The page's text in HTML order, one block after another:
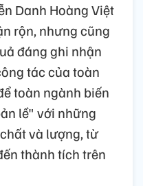
Danh Hoàng Việt
rộn, nhưng cũng
đáng ghi nhận
tác của toàn
toàn ngành biến
lề" với những
và lượng, từ
thành tích trên